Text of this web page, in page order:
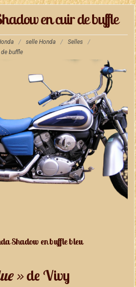
en cuir de buffle
/ selle Honda / Selles
/
de buffle
Shadow en buffle bleu
»de Vivy